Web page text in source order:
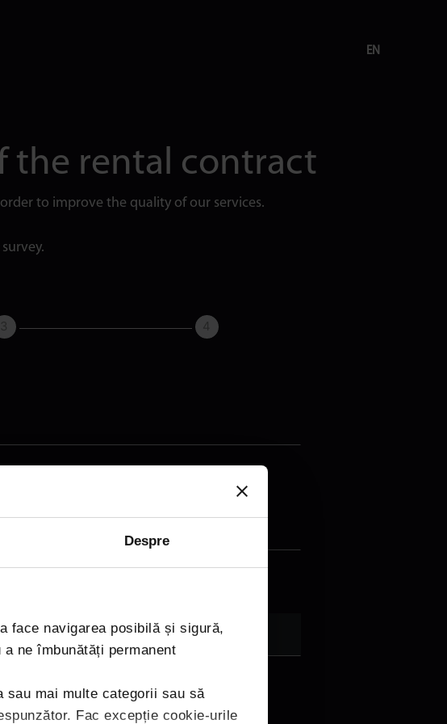
Despre
face navigarea posibilă și sigură,
ne îmbunătăți permanent
sau mai multe categorii sau să
Fac excepție cookie-urile
EN
the rental contract
to improve the quality of our services.
3 4